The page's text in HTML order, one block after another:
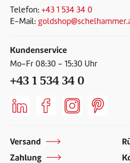
Telefon: +43 1 534 34 0
E-Mail:
Kundenservice
Mo-Fr 08:30 - 15:30 Uhr
+43 1 534 34 0
Versand
Zahlung